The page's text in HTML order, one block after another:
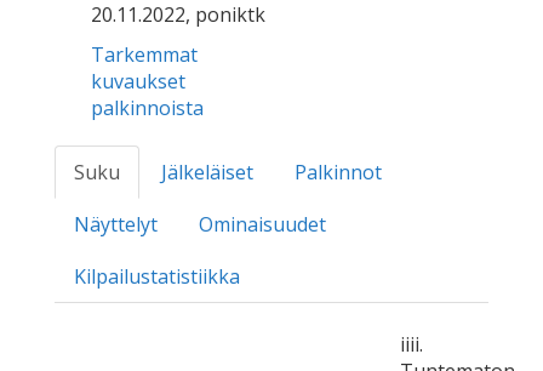
20.11.2022, poniktk
Tarkemmat
kuvaukset
palkinnoista
Suku Jälkeläiset
Palkinnot
Näyttelyt
Ominaisuudet
Kilpailustatistiikka
iiii.